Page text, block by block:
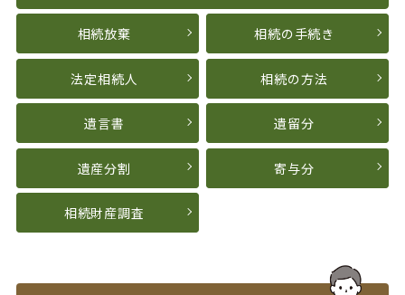
相続放棄 相続の手続き
法定相続人 相続の方法
遺言書 遺留分
遺産分割 寄与分
相続財産調査